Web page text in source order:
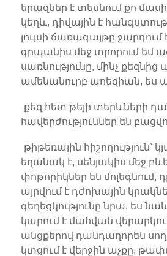
երազներ է տեսնում քո
կեղև, դիվային է
լույսի ճառագայթը ջարդում
գրպանիս մեջ տրորում եմ
սառնությունը, մինչ քեզնից
ամենանուրբ պոեզիան, ես
քեզ հետ թեյի տերևների
հավերժություններ են
թիթեռային հիշողություն՝
եղանակ է, սենյակիս մեջ
փոթորիկներ են մոլեգնում,
այրվում է դժոխային
գեղեցկությունը նրա, ես
կարում է մահվան
անցքերով դանդաղորեն
կտցում է վերջին աչքը,